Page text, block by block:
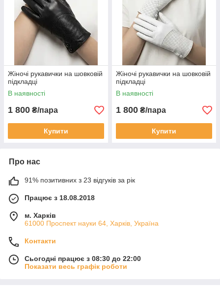
Жіночі рукавички на шовковій
підкладці
В наявності
1 800 ₴/пара
Купити
Жіночі рукавички на шовковій
підкладці
В наявності
1 800 ₴/пара
Купити
Про нас
91% позитивних з 23 відгуків за рік
Працює з 18.08.2018
м. Харків
61000 Проспект науки 64, Харків, Україна
Контакти
Сьогодні працює з 08:30 до 22:00
Показати весь графік роботи